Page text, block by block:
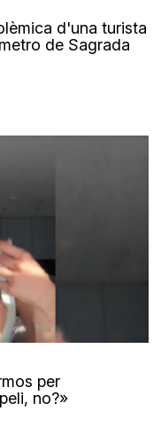
d'una turista
de Sagrada
per
no?»